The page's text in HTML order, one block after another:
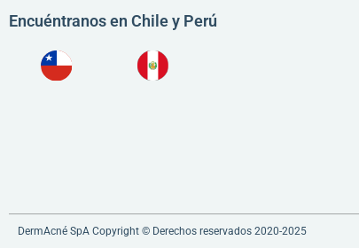
Encuéntranos en Chile y Perú
DermAcné SpA Copyright © Derechos reservados 2020-2025